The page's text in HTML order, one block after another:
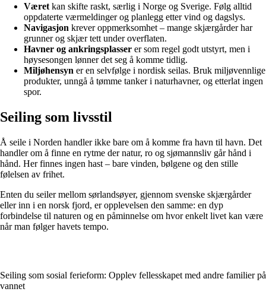
Været kan skifte raskt, særlig i Norge og Sverige. Følg alltid
oppdaterte værmeldinger og planlegg etter vind og dagslys.
Navigasjon krever oppmerksomhet – mange skjærgårder har
grunner og skjær tett under overflaten.
Havner og ankringsplasser er som regel godt utstyrt, men i
høysesongen lønner det seg å komme tidlig.
Miljøhensyn er en selvfølge i nordisk seilas. Bruk miljøvennlige
produkter, unngå å tømme tanker i naturhavner, og etterlat ingen
spor.
Seiling som livsstil
Å seile i Norden handler ikke bare om å komme fra havn til havn. Det
handler om å finne en rytme der natur, ro og sjømannsliv går hånd i
hånd. Her finnes ingen hast – bare vinden, bølgene og den stille
følelsen av frihet.
Enten du seiler mellom sørlandsøyer, gjennom svenske skjærgårder
eller inn i en norsk fjord, er opplevelsen den samme: en dyp
forbindelse til naturen og en påminnelse om hvor enkelt livet kan være
når man følger havets tempo.
Seiling som sosial ferieform: Opplev fellesskapet med andre familier på
vannet